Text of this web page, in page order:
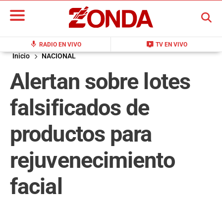
mic RADIO EN VIVO live_tv TV EN VIVO
BUSCAR
Inicio NACIONAL
Alertan sobre lotes
falsificados de
productos para
rejuvenecimiento
facial